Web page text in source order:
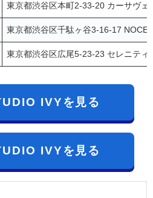
東京都渋谷区本町2-33-20 カーサヴェ
東京都渋谷区千駄ヶ谷3-16-17 NOCE
東京都渋谷区広尾5-23-23 セレニティ
IVYを見る
IVYを見る